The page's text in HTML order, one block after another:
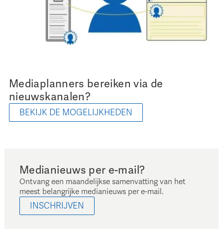
Mediaplanners bereiken via de
nieuwskanalen?
BEKIJK DE MOGELIJKHEDEN
Medianieuws per e-mail?
Ontvang een maandelijkse samenvatting van het
meest belangrijke medianieuws per e-mail.
INSCHRIJVEN